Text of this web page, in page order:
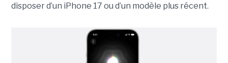
disposer d’un iPhone 17 ou d’un modèle plus récent.